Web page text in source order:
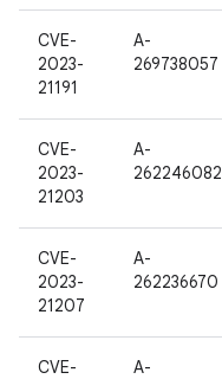
CVE-
2023-
21191
A-
269738057
CVE-
2023-
21203
A-
262246082
CVE-
2023-
21207
A-
262236670
CVE-
A-